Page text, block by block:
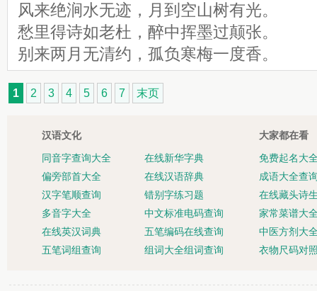
风来绝涧水无迹，月到空山树有光。
愁里得诗如老杜，醉中挥墨过颠张。
别来两月无清约，孤负寒梅一度香。
1 2 3 4 5 6 7 末页
汉语文化
同音字查询大全
在线新华字典
偏旁部首大全
在线汉语辞典
汉字笔顺查询
错别字练习题
多音字大全
中文标准电码查询
在线英汉词典
五笔编码在线查询
五笔词组查询
组词大全组词查询
大家都在看
免费起名大
成语大全查
在线藏头诗
家常菜谱大
中医方剂大
衣物尺码对